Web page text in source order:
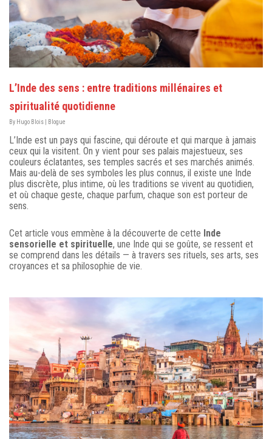
L’Inde des sens : entre traditions millénaires et
spiritualité quotidienne
By Hugo Blois Blogue
L’Inde est un pays qui fascine, qui déroute et qui marque à jamais
ceux qui la visitent. On y vient pour ses palais majestueux, ses
couleurs éclatantes, ses temples sacrés et ses marchés animés.
Mais au-delà de ses symboles les plus connus, il existe une Inde
plus discrète, plus intime, où les traditions se vivent au quotidien,
et où chaque geste, chaque parfum, chaque son est porteur de
sens.
Cet article vous emmène à la découverte de cette Inde
sensorielle et spirituelle, une Inde qui se goûte, se ressent et
se comprend dans les détails — à travers ses rituels, ses arts, ses
croyances et sa philosophie de vie.